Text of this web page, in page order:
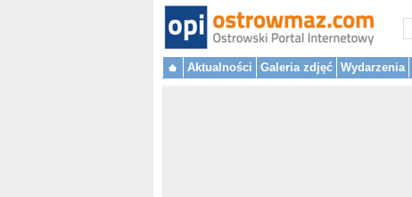
Aktualności Galeria zdjęć Wydarzenia